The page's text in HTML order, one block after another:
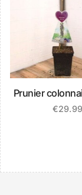
Prunier
€29.99